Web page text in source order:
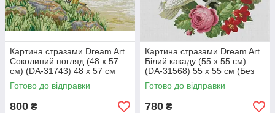
Картина стразами Dream Art
Соколиний погляд (48 х 57
см) (DA-31743) 48 х 57 см
(Без підрамника)
Готово до відправки
800 ₴
Картина стразами Dream Art
Білий какаду (55 х 55 см)
(DA-31568) 55 х 55 см (Без
підрамника)
Готово до відправки
780 ₴